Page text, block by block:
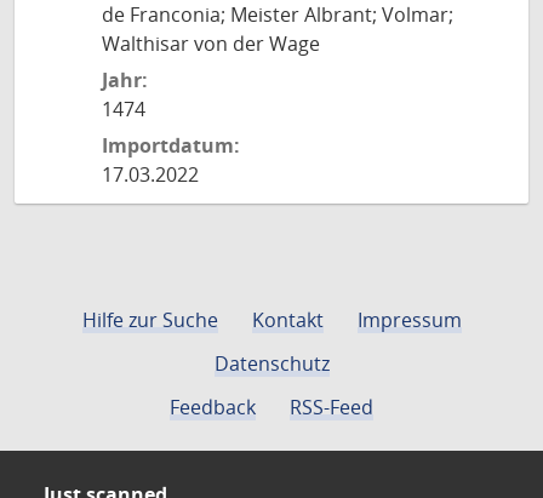
de Franconia; Meister Albrant; Volmar;
Walthisar von der Wage
Jahr:
1474
Importdatum:
17.03.2022
Hilfe zur Suche Kontakt
Impressum
Datenschutz
Feedback
RSS-Feed